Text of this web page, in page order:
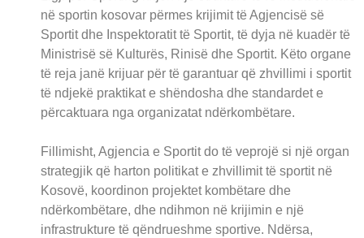
në sportin kosovar përmes krijimit të Agjencisë së
Sportit dhe Inspektoratit të Sportit, të dyja në kuadër të
Ministrisë së Kulturës, Rinisë dhe Sportit. Këto organe
të reja janë krijuar për të garantuar që zhvillimi i sportit
të ndjekë praktikat e shëndosha dhe standardet e
përcaktuara nga organizatat ndërkombëtare.
Fillimisht, Agjencia e Sportit do të veprojë si një organ
strategjik që harton politikat e zhvillimit të sportit në
Kosovë, koordinon projektet kombëtare dhe
ndërkombëtare, dhe ndihmon në krijimin e një
infrastrukture të qëndrueshme sportive. Ndërsa,